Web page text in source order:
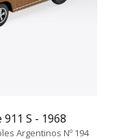
911 S - 1968
Argentinos Nº 194